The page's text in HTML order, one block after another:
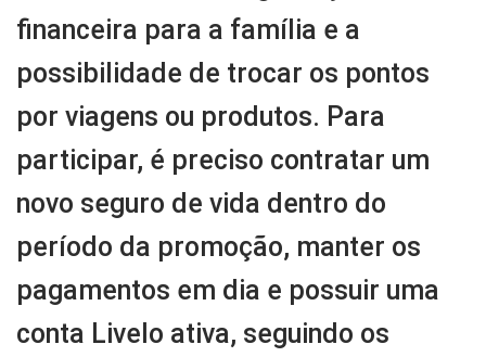
financeira para a família e a
possibilidade de trocar os pontos
por viagens ou produtos. Para
participar, é preciso contratar um
novo seguro de vida dentro do
período da promoção, manter os
pagamentos em dia e possuir uma
conta Livelo ativa, seguindo os